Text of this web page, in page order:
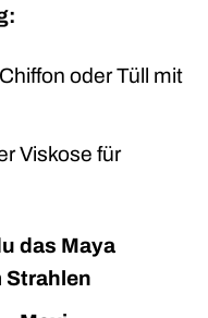
oder Tüll mit
Viskose für
das Maya
Strahlen